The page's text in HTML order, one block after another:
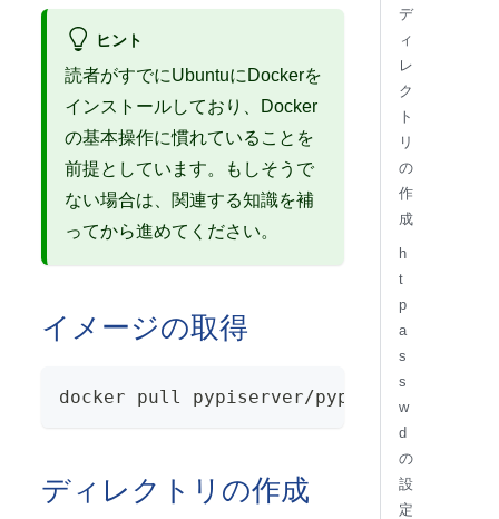
ヒント
読者がすでにUbuntuにDockerを
インストールしており、Docker
の基本操作に慣れていることを
前提としています。もしそうで
ない場合は、関連する知識を補
ってから進めてください。
イメージの取得
docker pull pypiserver/
ディレクトリの作成
デ
ィ
レ
ク
ト
リ
の
作
成
h
t
p
a
s
s
w
d
の
設
定